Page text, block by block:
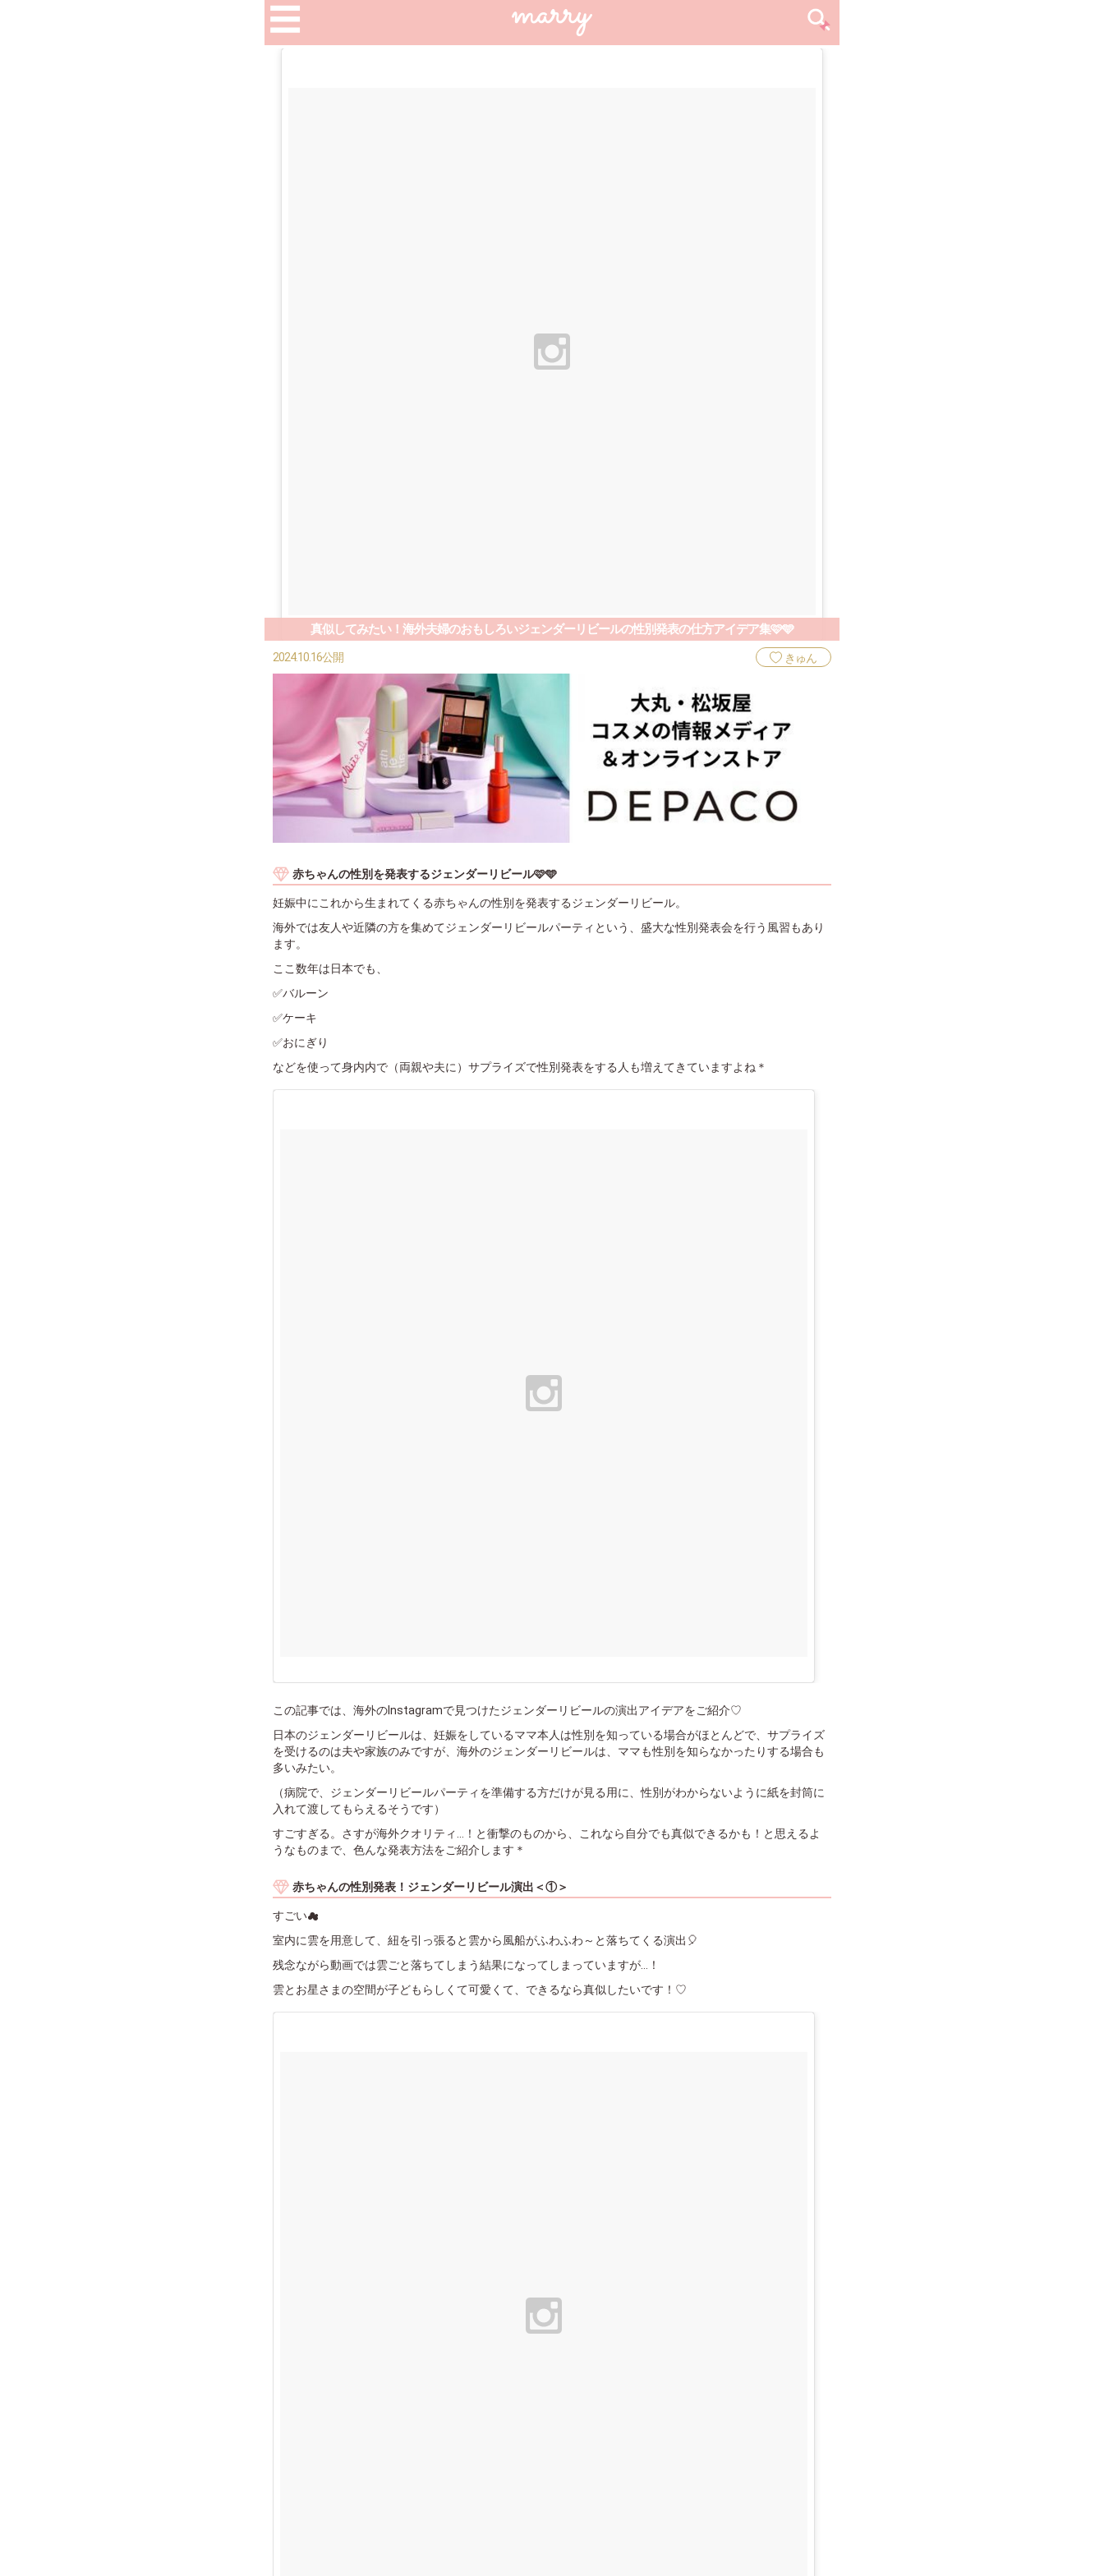
真似してみたい！海外夫婦のおもしろいジェンダーリビールの性別発表の仕方アイデア集🩷🩵
2024.10.16公開 きゅん
赤ちゃんの性別を発表するジェンダーリビール🩷🩵
妊娠中にこれから生まれてくる赤ちゃんの性別を発表するジェンダーリビール。
海外では友人や近隣の方を集めてジェンダーリビールパーティという、盛大な性別発表会を行う風習もあり
ます。
ここ数年は日本でも、
✅バルーン
✅ケーキ
✅おにぎり
などを使って身内内で（両親や夫に）サプライズで性別発表をする人も増えてきていますよね＊
この記事では、海外のInstagramで見つけたジェンダーリビールの演出アイデアをご紹介♡
日本のジェンダーリビールは、妊娠をしているママ本人は性別を知っている場合がほとんどで、サプライズ
を受けるのは夫や家族のみですが、海外のジェンダーリビールは、ママも性別を知らなかったりする場合も
多いみたい。
（病院で、ジェンダーリビールパーティを準備する方だけが見る用に、性別がわからないように紙を封筒に
入れて渡してもらえるそうです）
すごすぎる。さすが海外クオリティ…！と衝撃のものから、これなら自分でも真似できるかも！と思えるよ
うなものまで、色んな発表方法をご紹介します＊
赤ちゃんの性別発表！ジェンダーリビール演出＜①＞
すごい☁
室内に雲を用意して、紐を引っ張ると雲から風船がふわふわ～と落ちてくる演出🎈
残念ながら動画では雲ごと落ちてしまう結果になってしまっていますが…！
雲とお星さまの空間が子どもらしくて可愛くて、できるなら真似したいです！♡